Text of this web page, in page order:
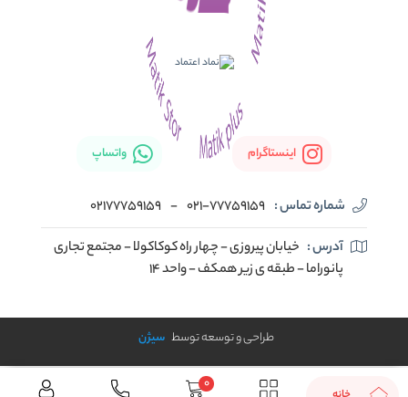
اینستاگرام واتساپ
شماره تماس : 021-77759159
-
02177759159
آدرس : خیابان پیروزی - چهار راه کوکاکولا - مجتمع تجاری
پانوراما - طبقه ی زیر همکف - واحد 14
طراحی و توسعه توسط سیژن
0